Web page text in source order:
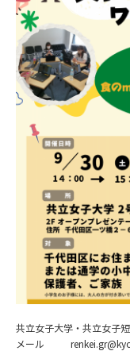
共立女子大学・共立女子
メール